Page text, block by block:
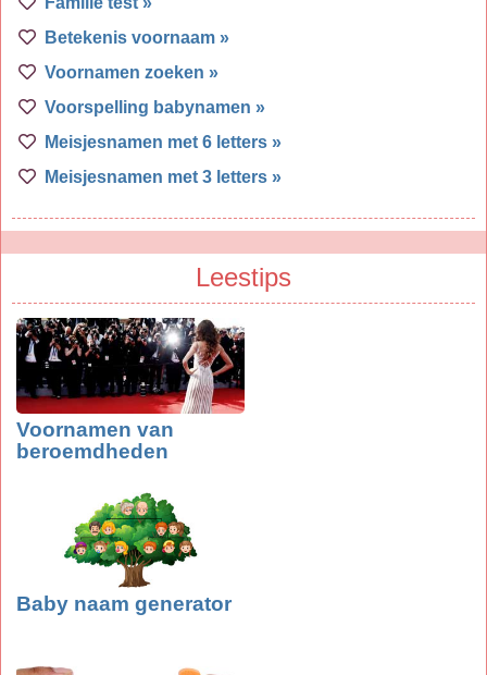
Betekenis voornaam »
Voornamen zoeken »
Voorspelling babynamen »
Meisjesnamen met 6 letters »
Meisjesnamen met 3 letters »
Leestips
Voornamen van
beroemdheden
Baby naam generator